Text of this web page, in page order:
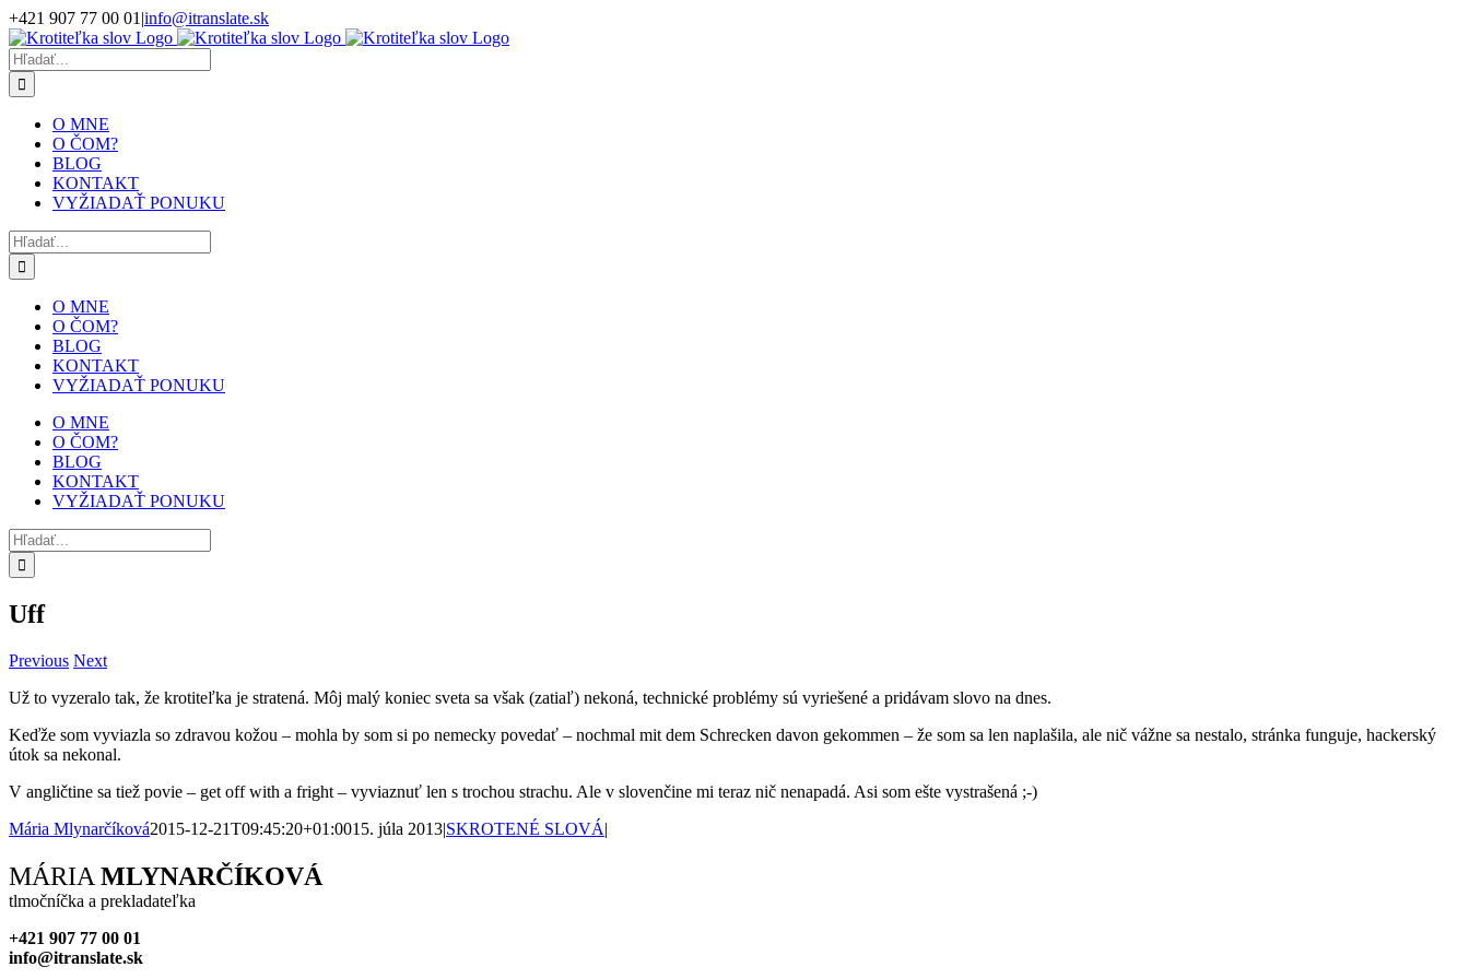
Skip
to
content
+421 907 77 00 01 |info@itranslate.sk
Facebook
LinkedIn
Hľadať:
O MNE
O ČOM?
BLOG
KONTAKT
VYŽIADAŤ PONUKU
Hľadať:
O MNE
O ČOM?
BLOG
KONTAKT
VYŽIADAŤ PONUKU
O MNE
O ČOM?
BLOG
KONTAKT
VYŽIADAŤ PONUKU
Hľadať:
Uff
Previous Next
Už to vyzeralo tak, že krotiteľka je stratená. Môj malý koniec sveta sa však (zatiaľ) nekoná, technické problémy sú vyriešené a pridávam slovo na dnes.
Keďže som vyviazla so zdravou kožou – mohla by som si po nemecky povedať – nochmal mit dem Schrecken davon gekommen – že som sa len naplašila, ale nič vážne sa nestalo, stránka funguje, hackerský
útok sa nekonal.
V angličtine sa tiež povie – get off with a fright – vyviaznuť len s trochou strachu. Ale v slovenčine mi teraz nič nenapadá. Asi som ešte vystrašená ;-)
Mária Mlynarčíková2015-12-21T09:45:20+01:0015. júla 2013|SKROTENÉ SLOVÁ|
Facebook
X
Reddit
LinkedIn
WhatsApp
Tumblr
Pinterest
Vk
Xing
Email
MÁRIA MLYNARČÍKOVÁ
tlmočníčka a prekladateľka
+421 907 77 00 01
info@itranslate.sk